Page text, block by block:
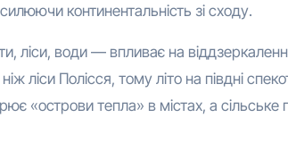
континентальність зі сходу.
ліси, води — впливає на
ліси Полісся, тому літо на півдні
«острови тепла» в містах, а сільське